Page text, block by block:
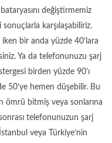
değiştirmemiz
karşılaşabiliriz.
bir anda yüzde 40’lara
Ya da telefonunuzu şarj
birden yüzde 90’ı
50’ye hemen düşebilir. Bu
ömrü bitmiş veya sonlarına
telefonunuzun şarj
veya Türkiye’nin